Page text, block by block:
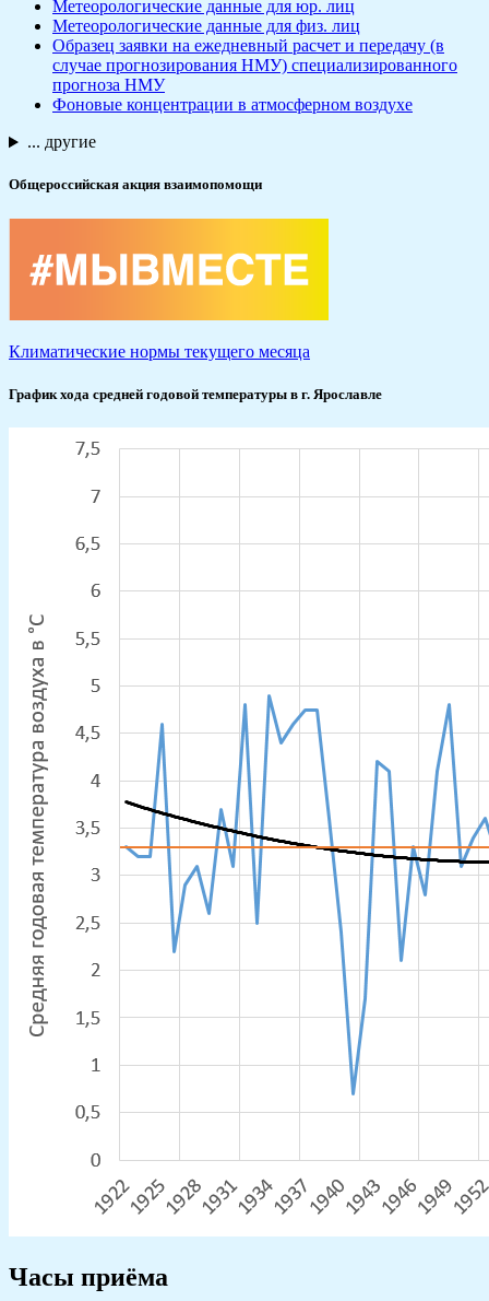
Метеорологические данные для юр. лиц
Метеорологические данные для физ. лиц
Образец заявки на ежедневный расчет и передачу (в
случае прогнозирования НМУ) специализированного
прогноза НМУ
Фоновые концентрации в атмосферном воздухе
... другие
Общероссийская акция взаимопомощи
Климатические нормы текущего месяца
График хода средней годовой температуры в г. Ярославле
Часы приёма